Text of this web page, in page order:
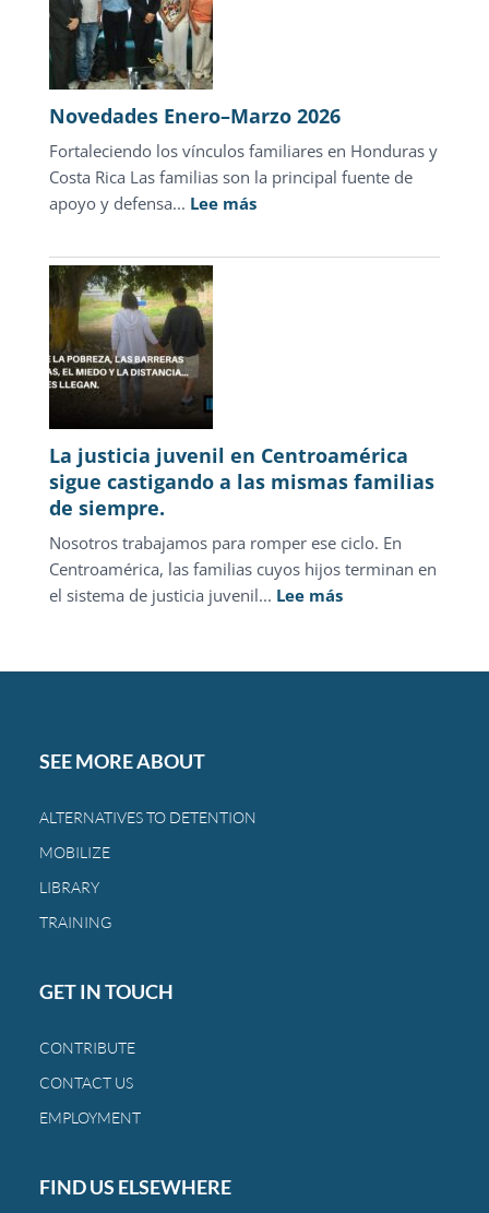
Novedades Enero–Marzo 2026
Fortaleciendo los vínculos familiares en Honduras y
Costa Rica Las familias son la principal fuente de
apoyo y defensa... Lee más:
Enero–
La justicia juvenil en Centroamérica
sigue castigando a las mismas familias
de siempre.
Nosotros trabajamos para romper ese ciclo. En
Centroamérica, las familias cuyos hijos terminan en
el sistema de justicia juvenil... Lee más:
juvenil
SEE MORE ABOUT
ALTERNATIVES TO DETENTION
MOBILIZE
LIBRARY
TRAINING
GET IN TOUCH
CONTRIBUTE
CONTACT US
EMPLOYMENT
FIND US ELSEWHERE